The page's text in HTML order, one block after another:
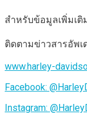
สำหรับข้อมูลเพิ่มเติ
ติดตามข่าวสารอัพเ
www.harley-
Facebook:
Instagram: